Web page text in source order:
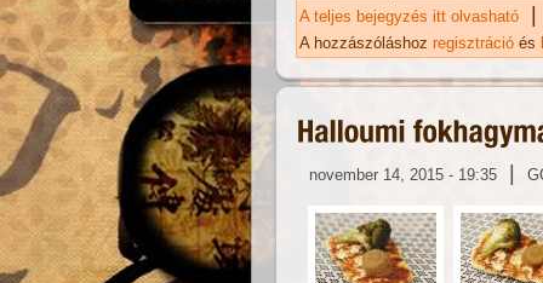
A teljes bejegyzés itt olvasható
|
A hozzászóláshoz regisztráció és
november 14, 2015 - 19:35 |